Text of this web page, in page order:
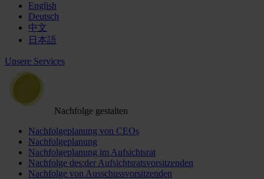
English
Deutsch
中文
日本語
Unsere Services
Nachfolge gestalten
Nachfolgeplanung von CEOs
Nachfolgeplanung
Nachfolgeplanung im Aufsichtsrat
Nachfolge des:der Aufsichtsratsvorsitzenden
Nachfolge von Ausschussvorsitzenden